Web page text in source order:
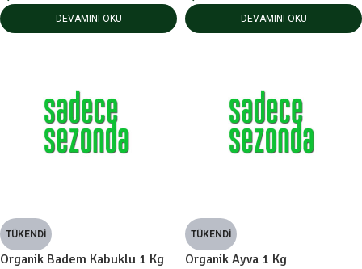
DEVAMINI OKU DEVAMINI OKU
TÜKENDI
Organik Badem Kabuklu 1 Kg
TÜKENDI
Organik Ayva 1 Kg